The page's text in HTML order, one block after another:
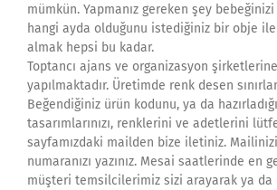
mümkün. Yapmanız gereken şey
hangi ayda olduğunu istediğiniz bir obje
almak hepsi bu kadar.
Toptancı ajans ve organizasyon
yapılmaktadır. Üretimde renk desen
Beğendiğiniz ürün kodunu, ya da
tasarımlarınızı, renklerini ve adetlerini
sayfamızdaki mailden bize iletiniz.
numaranızı yazınız. Mesai saatlerinde en
müşteri temsilcilerimiz sizi arayarak ya